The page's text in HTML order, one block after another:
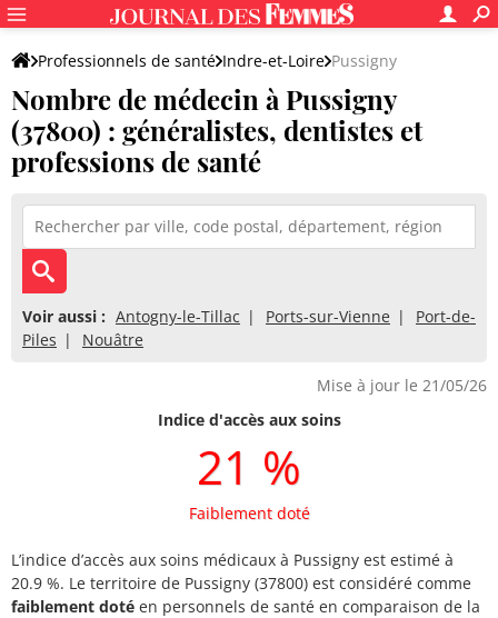
Professionnels de santé Indre-et-Loire Pussigny
Nombre de médecin à Pussigny
(37800) : généralistes, dentistes et
professions de santé
Voir aussi : Antogny-le-Tillac Ports-sur-Vienne
Port-de-
Piles
Nouâtre
Mise à jour le 21/05/26
Indice d'accès aux soins
21 %
Faiblement doté
L’indice d’accès aux soins médicaux à Pussigny est estimé à
20.9 %. Le territoire de Pussigny (37800) est considéré comme
faiblement doté en personnels de santé en comparaison de la